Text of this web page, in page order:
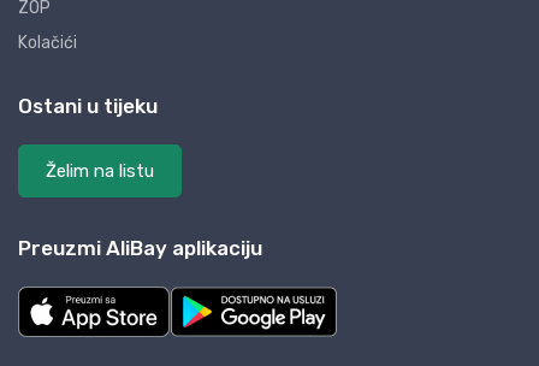
ZOP
Kolačići
Ostani u tijeku
Želim na listu
Preuzmi AliBay aplikaciju